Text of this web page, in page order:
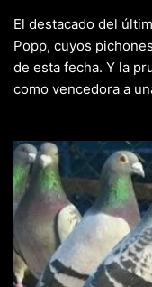
El destacado del
Popp, cuyos
de esta fecha. Y la
como vencedora a